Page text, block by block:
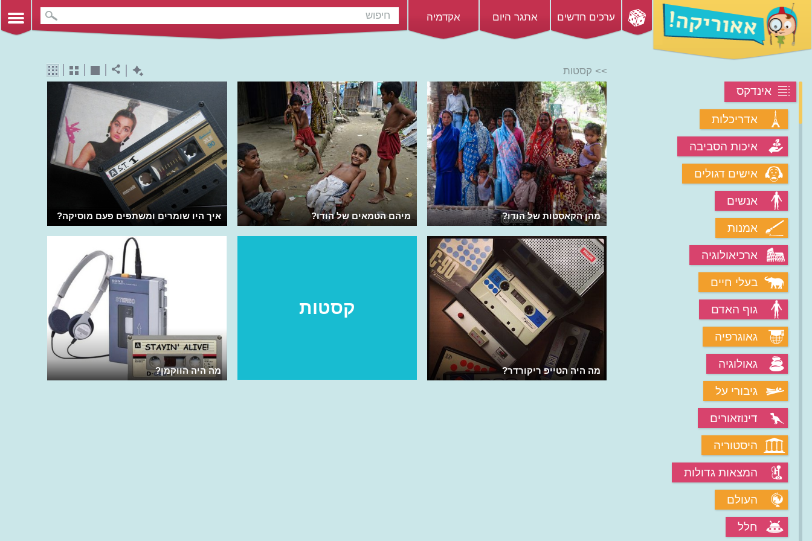
ערכים חדשים אתגר היום אקדמיה
אינדקס
אדריכלות
איכות הסביבה
אישים דגולים
אנשים
אמנות
ארכיאולוגיה
בעלי חיים
גוף האדם
גאוגרפיה
גאולוגיה
גיבורי על
דינוזאורים
היסטוריה
המצאות גדולות
העולם
חלל
>> קסטות
איך היו שומרים ומשתפים פעם מוסיקה? מיהם הטמאים של הודו? מהן הקאסְטות של הודו?
מה היה הווקמן?
קסטות
מה היה הטייפ ריקורדר?